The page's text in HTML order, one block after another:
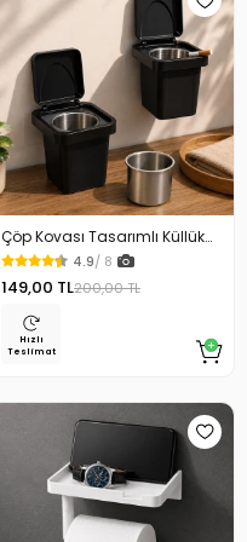
Çöp Kovası Tasarımlı Küllük
Duvar Masaüstü ve Araç İçin
Uygun Kullanım
4.9/ 8
149,00 TL200,00 TL
Hızlı
Teslimat